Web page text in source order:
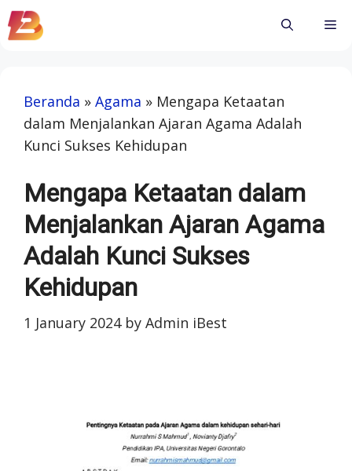
Skip
to
Beranda » Agama » Mengapa Ketaatan
dalam Menjalankan Ajaran Agama Adalah
Kunci Sukses Kehidupan
Mengapa Ketaatan dalam
Menjalankan Ajaran Agama
Adalah Kunci Sukses
Kehidupan
1 January 2024 by Admin iBest